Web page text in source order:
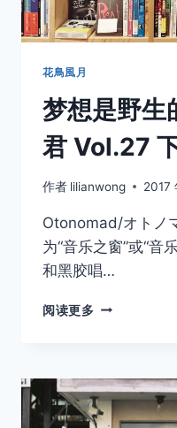
花鳥風月
梦想是野
君 Vol.27
作者 lilianwong 2017
Otonomad/オトノ
为“音乐之窗”或“音
和黑胶唱…
阅读更多 梦
生
的
——